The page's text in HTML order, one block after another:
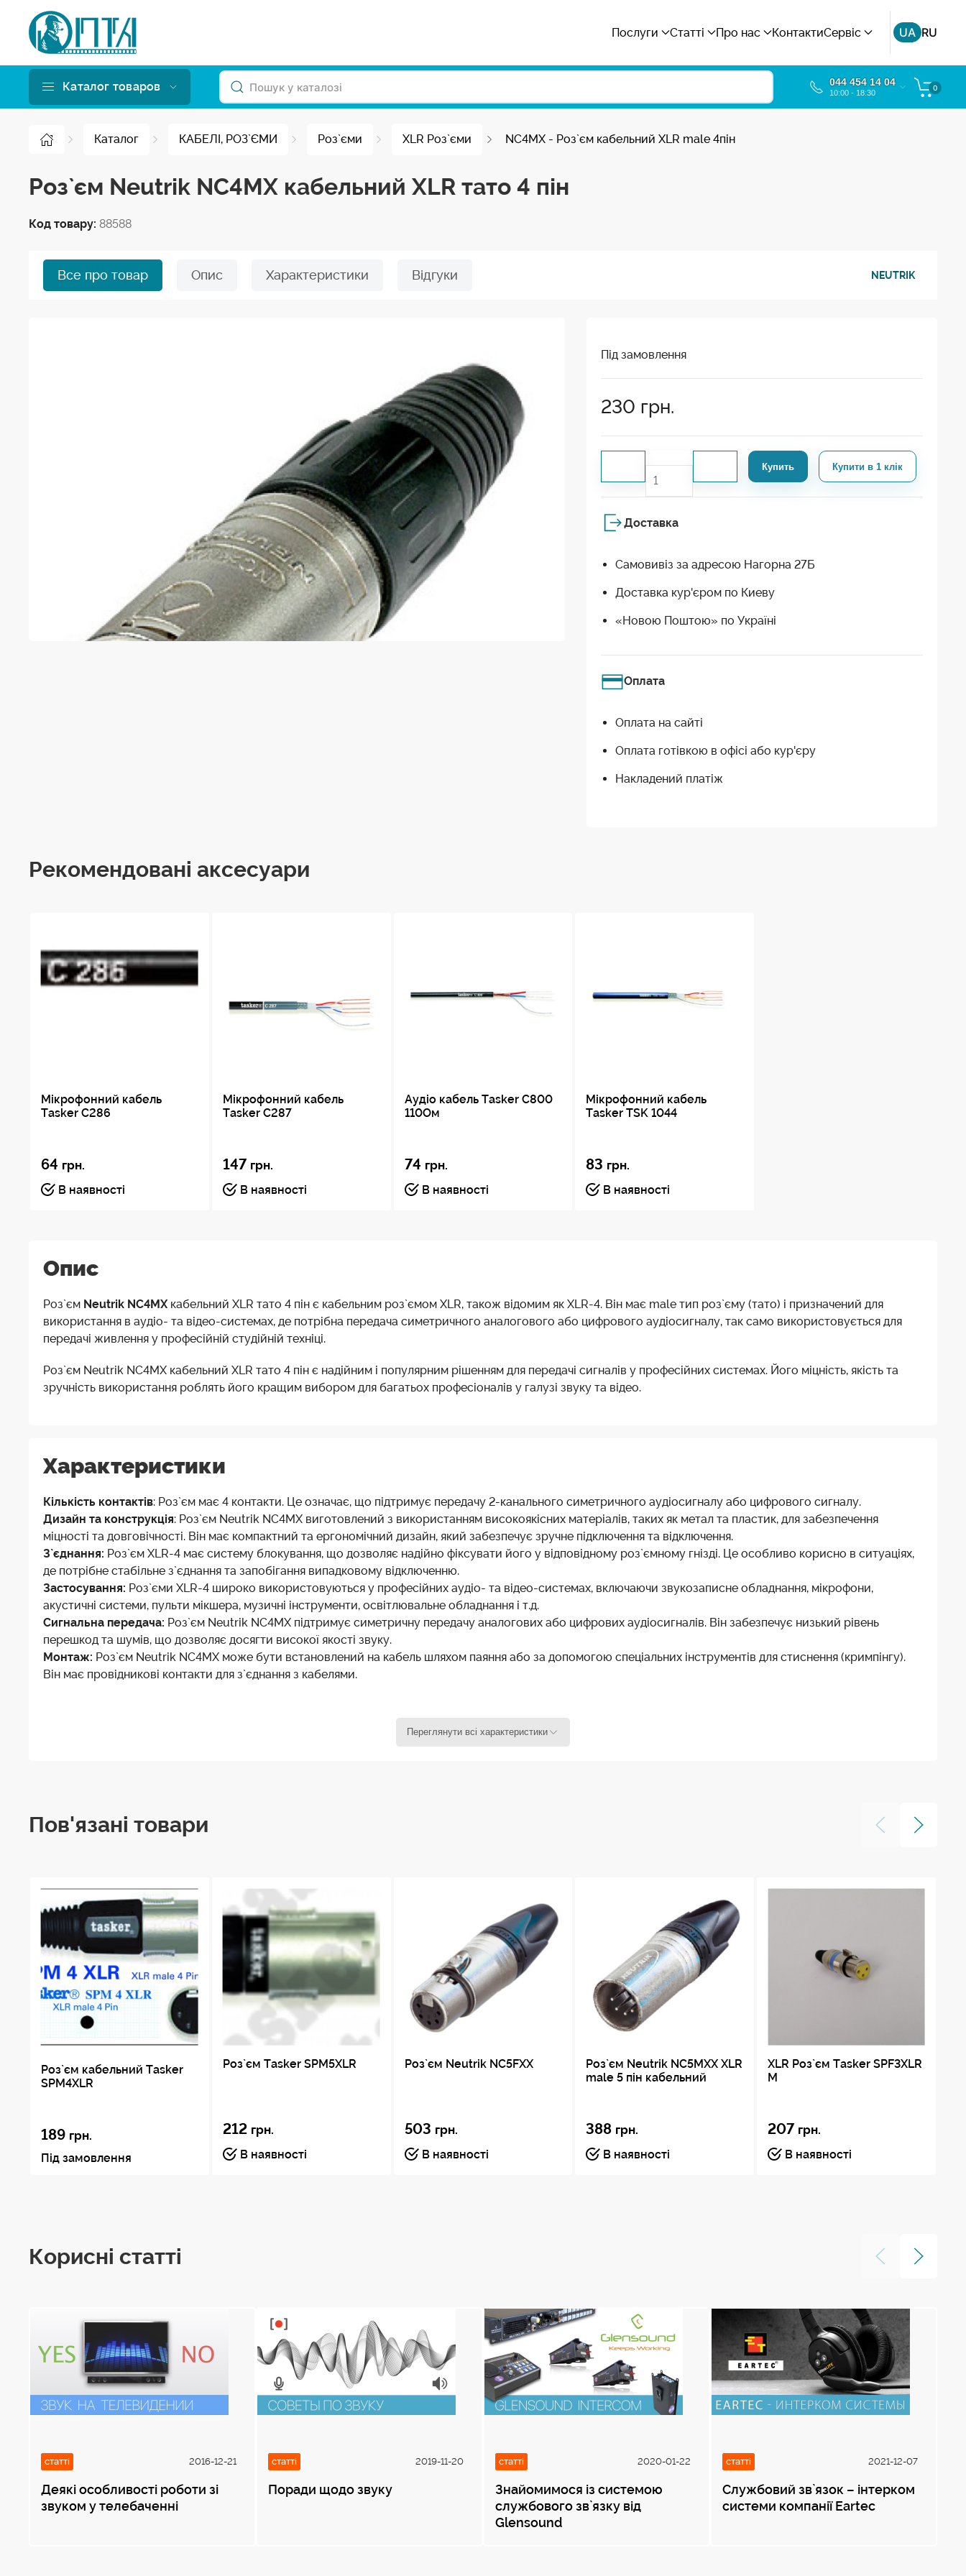
Послуги Статті Про нас КонтактиСервіс UA RU
Каталог товаров 044 454 14 04
10:00 - 18:30
0
Каталог КАБЕЛІ, РОЗ`ЄМИ Роз`єми XLR Роз`єми NC4MX - Роз`єм кабельний XLR male 4пін
Роз`єм Neutrik NC4MX кабельний XLR тато 4 пін
Код товару: 88588
Все про товар Опис Характеристики Відгуки NEUTRIK
Під замовлення
230 грн.
Купить Купити в 1 клік
Доставка
Самовивіз за адресою Нагорна 27Б
Доставка кур'єром по Киеву
«Новою Поштою» по Україні
Оплата
Оплата на сайті
Оплата готівкою в офісі або кур'єру
Накладений платіж
Рекомендовані аксесуари
Мікрофонний кабель
Tasker C286
64 грн.
В наявності
Мікрофонний кабель
Tasker C287
147 грн.
В наявності
Аудіо кабель Tasker C800
110Ом
74 грн.
В наявності
Мікрофонний кабель
Tasker TSK 1044
83 грн.
В наявності
Опис
Роз`єм Neutrik NC4MXкабельний XLR тато 4 пін є кабельним роз`ємом XLR, також відомим як XLR-4. Він має male тип роз`єму (тато) і призначений для
використання в аудіо- та відео-системах, де потрібна передача симетричного аналогового або цифрового аудіосигналу, так само використовується для
передачі живлення у професійній студійній техніці.
Роз`єм Neutrik NC4MX кабельний XLR тато 4 пін є надійним і популярним рішенням для передачі сигналів у професійних системах. Його міцність, якість та
зручність використання роблять його кращим вибором для багатьох професіоналів у галузі звуку та відео.
Характеристики
Кількість контактів: Роз`єм має 4 контакти. Це означає, що підтримує передачу 2-канального симетричного аудіосигналу або цифрового сигналу.
Дизайн та конструкція: Роз`єм Neutrik NC4MX виготовлений з використанням високоякісних матеріалів, таких як метал та пластик, для забезпечення
міцності та довговічності. Він має компактний та ергономічний дизайн, який забезпечує зручне підключення та відключення.
З`єднання: Роз`єм XLR-4 має систему блокування, що дозволяє надійно фіксувати його у відповідному роз`ємному гнізді. Це особливо корисно в ситуаціях,
де потрібне стабільне з`єднання та запобігання випадковому відключенню.
Застосування: Роз`єми XLR-4 широко використовуються у професійних аудіо- та відео-системах, включаючи звукозаписне обладнання, мікрофони,
акустичні системи, пульти мікшера, музичні інструменти, освітлювальне обладнання і т.д.
Сигнальна передача: Роз`єм Neutrik NC4MX підтримує симетричну передачу аналогових або цифрових аудіосигналів. Він забезпечує низький рівень
перешкод та шумів, що дозволяє досягти високої якості звуку.
Монтаж: Роз`єм Neutrik NC4MX може бути встановлений на кабель шляхом паяння або за допомогою спеціальних інструментів для стиснення (кримпінгу).
Він має провідникові контакти для з`єднання з кабелями.
Пристрій застібки
Покриття корпусу
Матеріал застібки
сплав цинку (ZnAl4Cu1) / Сталь (Ck 67)
Внутрішня вставка
поліамід, посилений скловолокном (PA 6,6 30% GR)
Тримач кабелю
поліацеталь (POM)
Переглянути всі характеристики
Пов'язані товари
Роз`єм кабельний Tasker
SPM4XLR
189 грн.
Під замовлення
Роз`єм Tasker SPM5XLR
212 грн.
В наявності
Роз`єм Neutrik NC5FXX
503 грн.
В наявності
Роз`єм Neutrik NC5MXX XLR
male 5 пін кабельний
388 грн.
В наявності
XLR Роз`єм Tasker SPF3XLR
M
207 грн.
В наявності
Корисні статті
статті 2016-12-21
Деякі особливості роботи зі
звуком у телебаченні
статті 2019-11-20
Поради щодо звуку
статті 2020-01-22
Знайомимося із системою
службового зв`язку від
Glensound
статті 2021-12-07
Службовий зв`язок – інтерком
системи компанії Eartec